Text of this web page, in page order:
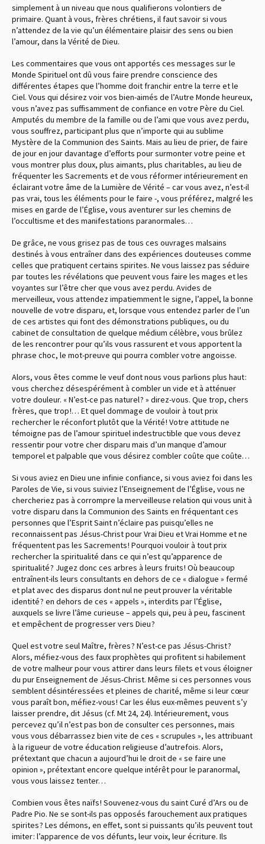
simplement à un niveau que nous qualifierons volontiers de
primaire. Quant à vous, frères chrétiens, il faut savoir si vous
n’attendez de la vie qu’un élémentaire plaisir des sens ou bien
l’amour, dans la Vérité de Dieu.
Les commentaires que vous ont apportés ces messages sur le
Monde Spirituel ont dû vous faire prendre conscience des
différentes étapes que l’homme doit franchir entre la terre et le
Ciel. Vous qui désirez voir vos bien-aimés de l’Autre Monde heureux,
vous n’avez pas suffisamment de confiance en votre Père du Ciel.
Amputés du membre de la famille ou de l’ami que vous avez perdu,
vous souffrez, participant plus que n’importe qui au sublime
Mystère de la Communion des Saints. Mais au lieu de prier, de faire
de jour en jour davantage d’efforts pour surmonter votre peine et
vous montrer plus doux, plus aimants, plus charitables, au lieu de
fréquenter les Sacrements et de vous réformer intérieurement en
éclairant votre âme de la Lumière de Vérité – car vous avez, n’est-il
pas vrai, tous les éléments pour le faire -, vous préférez, malgré les
mises en garde de l’Église, vous aventurer sur les chemins de
l’occultisme et des manifestations paranormales…
De grâce, ne vous grisez pas de tous ces ouvrages malsains
destinés à vous entraîner dans des expériences douteuses comme
celles que pratiquent certains spirites. Ne vous laissez pas séduire
par toutes les révélations que peuvent vous faire les mages et les
voyantes sur l’être cher que vous avez perdu. Avides de
merveilleux, vous attendez impatiemment le signe, l’appel, la bonne
nouvelle de votre disparu, et, lorsque vous entendez parler de l’un
de ces artistes qui font des démonstrations publiques, ou du
cabinet de consultation de quelque médium célèbre, vous brûlez
de les rencontrer pour qu’ils vous rassurent et vous apportent la
phrase choc, le mot-preuve qui pourra combler votre angoisse.
Alors, vous êtes comme le veuf dont nous vous parlions plus haut :
vous cherchez désespérément à combler un vide et à atténuer
votre douleur. « N’est-ce pas naturel ? » direz-vous. Que trop, chers
frères, que trop !… Et quel dommage de vouloir à tout prix
rechercher le réconfort plutôt que la Vérité ! Votre attitude ne
témoigne pas de l’amour spirituel indestructible que vous devez
ressentir pour votre cher disparu mais d’un manque d’amour
temporel et palpable que vous désirez combler coûte que coûte…
Si vous aviez en Dieu une infinie confiance, si vous aviez foi dans les
Paroles de Vie, si vous suiviez l’Enseignement de l’Église, vous ne
chercheriez pas à corrompre la merveilleuse relation qui vous unit à
votre disparu dans la Communion des Saints en fréquentant ces
personnes que l’Esprit Saint n’éclaire pas puisqu’elles ne
reconnaissent pas Jésus-Christ pour Vrai Dieu et Vrai Homme et ne
fréquentent pas les Sacrements ! Pourquoi vouloir à tout prix
rechercher la spiritualité dans ce qui n’est qu’apparence de
spiritualité ? Jugez donc ces arbres à leurs fruits ! Où beaucoup
entraînent-ils leurs consultants en dehors de ce « dialogue » fermé
et plat avec des disparus dont nul ne peut prouver la véritable
identité ? en dehors de ces « appels », interdits par l’Église,
auxquels se livre l’âme curieuse – appels qui, peu à peu, fascinent
et empêchent de progresser vers Dieu ?
Quel est votre seul Maître, frères ? N’est-ce pas Jésus-Christ ?
Alors, méfiez-vous des faux prophètes qui profitent si habilement
de votre malheur pour vous attirer dans leurs filets et vous éloigner
du pur Enseignement de Jésus-Christ. Même si ces personnes vous
semblent désintéressées et pleines de charité, même si leur cœur
vous paraît bon, méfiez-vous ! Car les élus eux-mêmes peuvent s’y
laisser prendre, dit Jésus (cf. Mt 24, 24). Intérieurement, vous
percevez qu’il n’est pas bon de consulter ces personnes, mais
vous vous débarrassez bien vite de ces « scrupules », les attribuant
à la rigueur de votre éducation religieuse d’autrefois. Alors,
prétextant que chacun a aujourd’hui le droit de « se faire une
opinion », prétextant encore quelque intérêt pour le paranormal,
vous vous laissez tenter…
Combien vous êtes naïfs ! Souvenez-vous du saint Curé d’Ars ou de
Padre Pio. Ne se sont-ils pas opposés farouchement aux pratiques
spirites ? Les démons, en effet, sont si puissants qu’ils peuvent tout
imiter : l’apparence de vos défunts, leur voix, leur écriture. Ils